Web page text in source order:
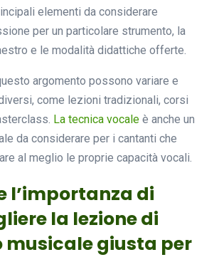
elementi da considerare
per un particolare strumento, la
e le modalità didattiche offerte.
argomento possono variare e
come lezioni tradizionali, corsi
La tecnica vocale è anche un
da considerare per i cantanti che
al meglio le proprie capacità vocali.
l’importanza di
la lezione di
giusta per